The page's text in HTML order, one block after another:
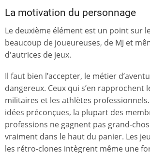
La motivation du personnage
Le deuxième élément est un point sur
beaucoup de joueureuses, de MJ et
d'autrices de jeux.
Il faut bien l’accepter, le métier
dangereux. Ceux qui s’en rapprochent
militaires et les athlètes
idées préconçues, la plupart des
professions ne gagnent pas grand-
vraiment dans le haut du panier. Les
les rétro-clones intègrent même une